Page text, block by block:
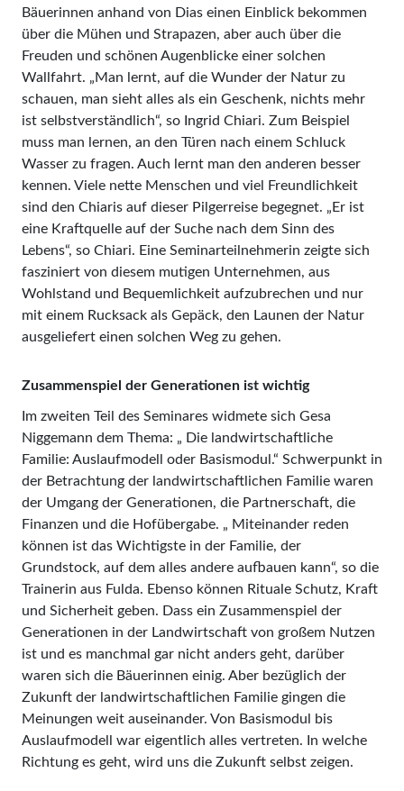
Bäuerinnen anhand von Dias einen Einblick bekommen
über die Mühen und Strapazen, aber auch über die
Freuden und schönen Augenblicke einer solchen
Wallfahrt. „Man lernt, auf die Wunder der Natur zu
schauen, man sieht alles als ein Geschenk, nichts mehr
ist selbstverständlich“, so Ingrid Chiari. Zum Beispiel
muss man lernen, an den Türen nach einem Schluck
Wasser zu fragen. Auch lernt man den anderen besser
kennen. Viele nette Menschen und viel Freundlichkeit
sind den Chiaris auf dieser Pilgerreise begegnet. „Er ist
eine Kraftquelle auf der Suche nach dem Sinn des
Lebens“, so Chiari. Eine Seminarteilnehmerin zeigte sich
fasziniert von diesem mutigen Unternehmen, aus
Wohlstand und Bequemlichkeit aufzubrechen und nur
mit einem Rucksack als Gepäck, den Launen der Natur
ausgeliefert einen solchen Weg zu gehen.
Zusammenspiel der Generationen ist wichtig
Im zweiten Teil des Seminares widmete sich Gesa
Niggemann dem Thema: „ Die landwirtschaftliche
Familie: Auslaufmodell oder Basismodul.“ Schwerpunkt in
der Betrachtung der landwirtschaftlichen Familie waren
der Umgang der Generationen, die Partnerschaft, die
Finanzen und die Hofübergabe. „ Miteinander reden
können ist das Wichtigste in der Familie, der
Grundstock, auf dem alles andere aufbauen kann“, so die
Trainerin aus Fulda. Ebenso können Rituale Schutz, Kraft
und Sicherheit geben. Dass ein Zusammenspiel der
Generationen in der Landwirtschaft von großem Nutzen
ist und es manchmal gar nicht anders geht, darüber
waren sich die Bäuerinnen einig. Aber bezüglich der
Zukunft der landwirtschaftlichen Familie gingen die
Meinungen weit auseinander. Von Basismodul bis
Auslaufmodell war eigentlich alles vertreten. In welche
Richtung es geht, wird uns die Zukunft selbst zeigen.